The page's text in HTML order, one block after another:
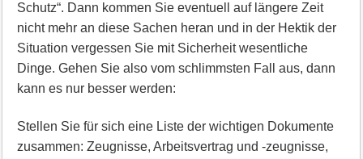
Schutz“. Dann kommen Sie eventuell auf längere Zeit
nicht mehr an diese Sachen heran und in der Hektik der
Situation vergessen Sie mit Sicherheit wesentliche
Dinge. Gehen Sie also vom schlimmsten Fall aus, dann
kann es nur besser werden:
Stellen Sie für sich eine Liste der wichtigen Dokumente
zusammen: Zeugnisse, Arbeitsvertrag und -zeugnisse,